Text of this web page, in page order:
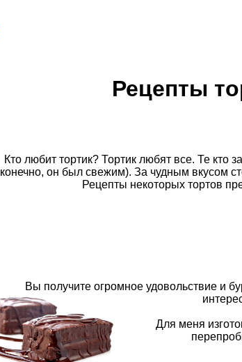
Рецепты
Кто любит тортик? Тортик любят все. Те кто
конечно, он был свежим). За чудным вкусом
Рецепты некоторых тортов
Вы получите огромное удовольствие и
Для меня